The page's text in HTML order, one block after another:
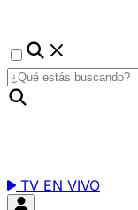
TV EN VIVO